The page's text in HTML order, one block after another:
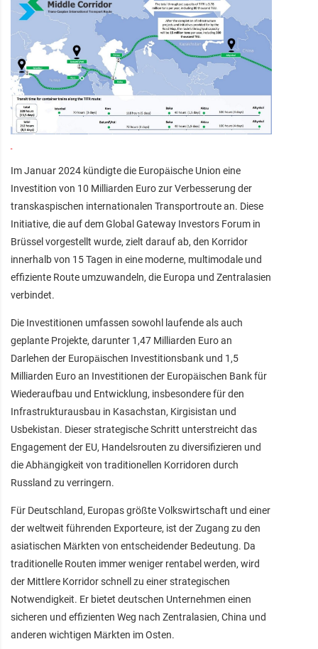
Im Januar 2024 kündigte die Europäische Union eine
Investition von 10 Milliarden Euro zur Verbesserung der
transkaspischen internationalen Transportroute an. Diese
Initiative, die auf dem Global Gateway Investors Forum in
Brüssel vorgestellt wurde, zielt darauf ab, den Korridor
innerhalb von 15 Tagen in eine moderne, multimodale und
effiziente Route umzuwandeln, die Europa und Zentralasien
verbindet.
Die Investitionen umfassen sowohl laufende als auch
geplante Projekte, darunter 1,47 Milliarden Euro an
Darlehen der Europäischen Investitionsbank und 1,5
Milliarden Euro an Investitionen der Europäischen Bank für
Wiederaufbau und Entwicklung, insbesondere für den
Infrastrukturausbau in Kasachstan, Kirgisistan und
Usbekistan. Dieser strategische Schritt unterstreicht das
Engagement der EU, Handelsrouten zu diversifizieren und
die Abhängigkeit von traditionellen Korridoren durch
Russland zu verringern.
Für Deutschland, Europas größte Volkswirtschaft und einer
der weltweit führenden Exporteure, ist der Zugang zu den
asiatischen Märkten von entscheidender Bedeutung. Da
traditionelle Routen immer weniger rentabel werden, wird
der Mittlere Korridor schnell zu einer strategischen
Notwendigkeit. Er bietet deutschen Unternehmen einen
sicheren und effizienten Weg nach Zentralasien, China und
anderen wichtigen Märkten im Osten.